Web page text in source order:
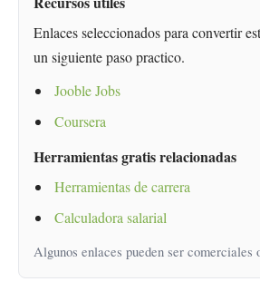
Enlaces seleccionados para convertir
un siguiente paso practico.
Jooble Jobs
Coursera
Herramientas gratis relacionadas
Herramientas de carrera
Calculadora salarial
Algunos enlaces pueden ser comerciales